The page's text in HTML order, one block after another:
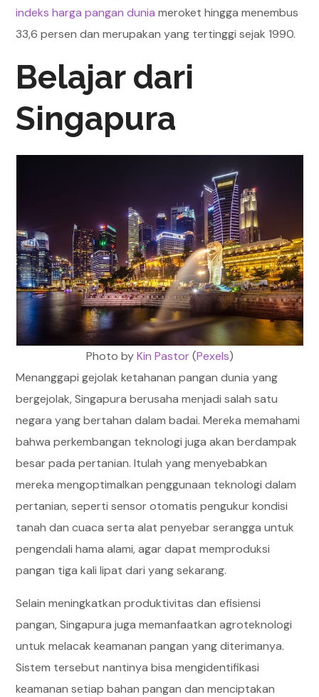
indeks harga pangan duniameroket hingga menembus
33,6 persen dan merupakan yang tertinggi sejak 1990.
Belajar dari
Singapura
Photo byKin Pastor(Pexels)
Menanggapi gejolak ketahanan pangan dunia yang
bergejolak, Singapura berusaha menjadi salah satu
negara yang bertahan dalam badai. Mereka memahami
bahwa perkembangan teknologi juga akan berdampak
besar pada pertanian. Itulah yang menyebabkan
mereka mengoptimalkan penggunaan teknologi dalam
pertanian, seperti sensor otomatis pengukur kondisi
tanah dan cuaca serta alat penyebar serangga untuk
pengendali hama alami, agar dapat memproduksi
pangan tiga kali lipat dari yang sekarang.
Selain meningkatkan produktivitas dan efisiensi
pangan, Singapura juga memanfaatkan agroteknologi
untuk melacak keamanan pangan yang diterimanya.
Sistem tersebut nantinya bisa mengidentifikasi
keamanan setiap bahan pangan dan menciptakan